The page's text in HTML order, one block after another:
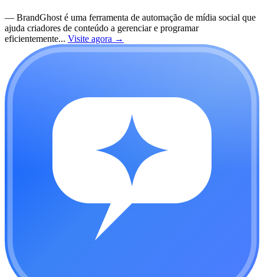
— BrandGhost é uma ferramenta de automação de mídia social que
ajuda criadores de conteúdo a gerenciar e programar
eficientemente... Visite agora →